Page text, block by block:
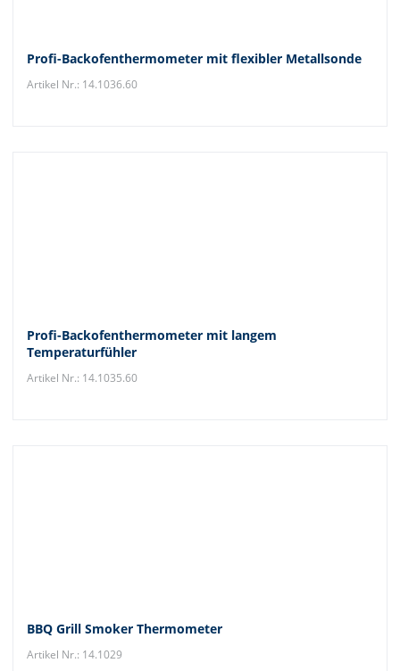
Profi-Backofenthermometer mit flexibler Metallsonde
Artikel Nr.: 14.1036.60
Profi-Backofenthermometer mit langem
Temperaturfühler
Artikel Nr.: 14.1035.60
BBQ Grill Smoker Thermometer
Artikel Nr.: 14.1029